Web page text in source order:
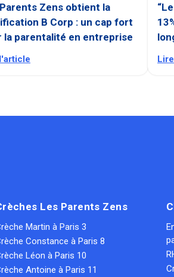
Zens obtient la
B Corp : un cap fort
la parentalité en entreprise
Les Parents Zens
Martin à Paris 3
Constance à Paris 8
Léon à Paris 10
Antoine à Paris 11